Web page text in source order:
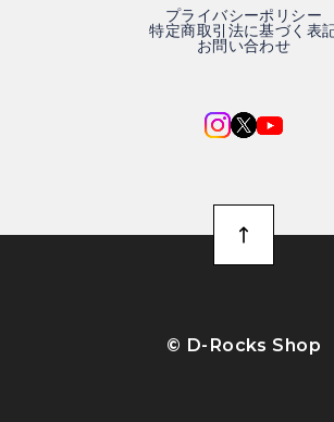
プライバシーポリシー
特定商取引法に基づく表
お問い合わせ
©︎ D-Rocks Shop